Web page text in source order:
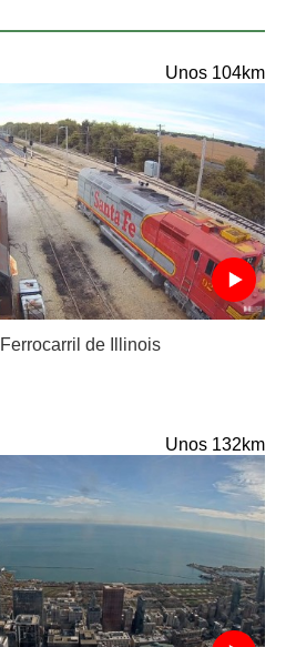
Unos 104km
de Illinois
Unos 132km